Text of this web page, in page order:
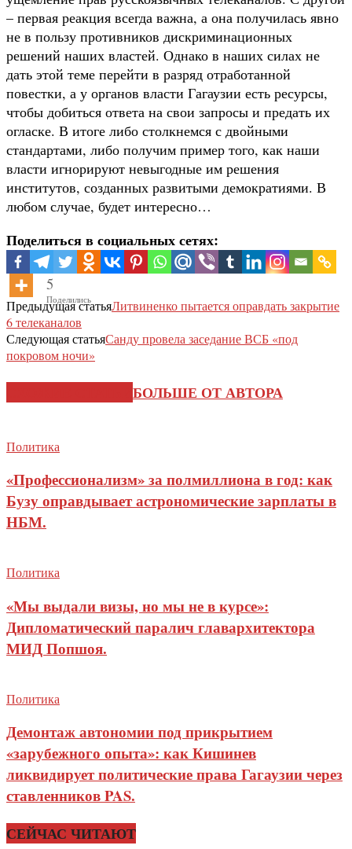
– первая реакция всегда важна, а она получилась явно
не в пользу противников дискриминационных
решений наших властей. Однако в наших силах не
дать этой теме перейти в разряд отработанной
повестки, а у органов власти Гагаузии есть ресурсы,
чтобы добиться ответа на свои запросы и предать их
огласке. В итоге либо столкнемся с двойными
стандартами, либо получим пример того, как наши
власти игнорируют невыгодные им решения
институтов, созданных развитыми демократиями. В
любом случае, будет интересно…
Поделиться в социальных сетях:
5
Поделились
Предыдущая статьяЛитвиненко пытается оправдать закрытие
6 телеканалов
Следующая статьяСанду провела заседание ВСБ «под
покровом ночи»
БОЛЬШЕ ОТ АВТОРА
Политика
«Профессионализм» за полмиллиона в год: как
Бузу оправдывает астрономические зарплаты в
НБМ.
Политика
«Мы выдали визы, но мы не в курсе»:
Дипломатический паралич главархитектора
МИД Попшоя.
Политика
Демонтаж автономии под прикрытием
«зарубежного опыта»: как Кишинев
ликвидирует политические права Гагаузии через
ставленников PAS.
СЕЙЧАС ЧИТАЮТ